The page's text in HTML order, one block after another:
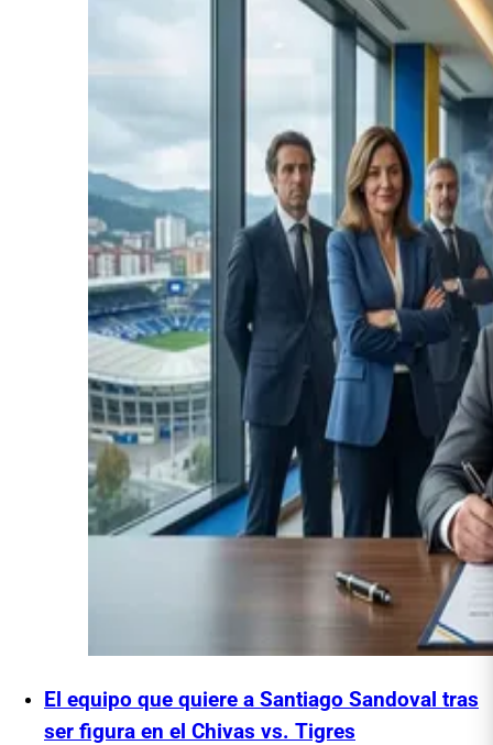
El equipo que quiere a Santiago Sandoval tras
ser figura en el Chivas vs. Tigres